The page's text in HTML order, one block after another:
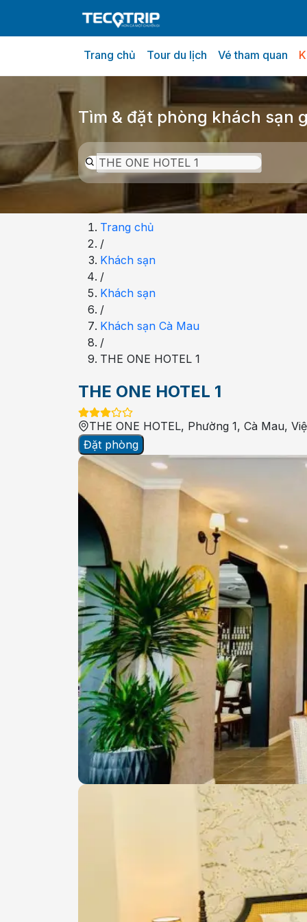
Trang chủ Tour du lịch Vé tham quan
Tổng quan Chọn phòng Thông tin
Tìm & đặt phòng khách sạn
Trang chủ
/
Khách sạn
/
Khách sạn
/
Khách sạn Cà Mau
/
THE ONE HOTEL 1
THE ONE HOTEL 1
THE ONE HOTEL, Phường 1, Cà Mau,
Đặt phòng